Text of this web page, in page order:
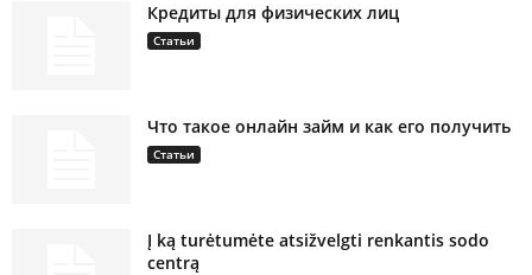
Кредиты для физических лиц
Статьи
Что такое онлайн займ и как его получить
Статьи
Į ką turėtumėte atsižvelgti renkantis sodo
centrą